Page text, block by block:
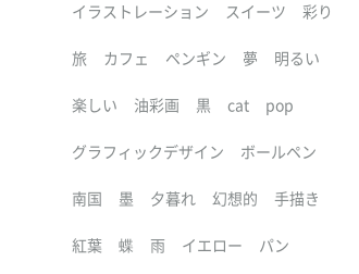
イラストレーション スイーツ 彩り
旅 カフェ ペンギン 夢 明るい
楽しい 油彩画 黒 cat pop
グラフィックデザイン ボールペン
南国 墨 夕暮れ 幻想的 手描き
紅葉 蝶 雨 イエロー パン